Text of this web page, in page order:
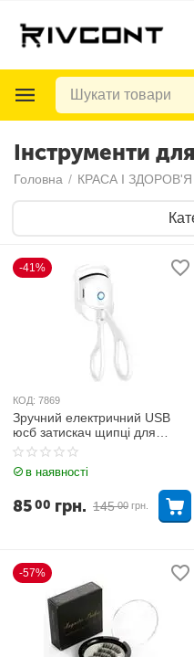
Інструменти
Головна / КРАСА І ЗДОРОВ'Я
-41%
КОД: 7869
Зручний електричний USB
юсб затискач щипці для
завивки вій
в наявності
145 00 грн.
8500 грн.
-57%